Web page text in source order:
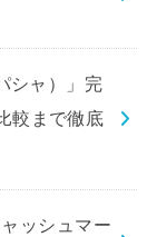
シャ）」完
較まで徹底
ッシュマー